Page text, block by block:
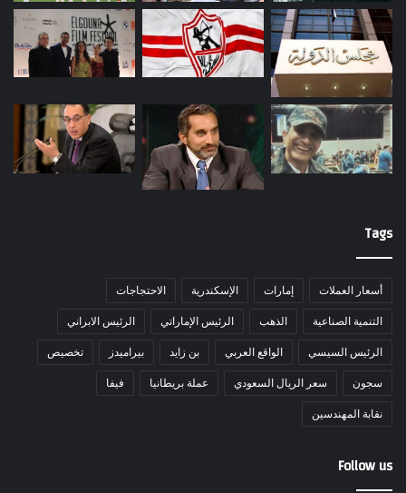
Tags
أسعار العملات إمارات الإسكندرية الاحتجاجات
التنمية الصناعية الذهب الرئيس الإماراتي الرئيس الابراني
الرئيس السيسي الواقع العربي بن زايد بيراميدز تخصيص
سجون سعر الريال السعودي عملة بريطانيا فيفا
نقابة المهندسين
Follow us